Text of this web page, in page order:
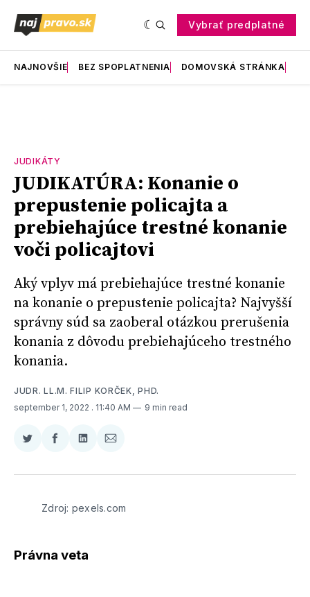
Vybrať predplatné
NAJNOVŠIE BEZ SPOPLATNENIA DOMOVSKÁ STRÁNKA
JUDIKÁTY
JUDIKATÚRA: Konanie o
prepustenie policajta a
prebiehajúce trestné konanie
voči policajtovi
Aký vplyv má prebiehajúce trestné konanie
na konanie o prepustenie policajta? Najvyšší
správny súd sa zaoberal otázkou prerušenia
konania z dôvodu prebiehajúceho trestného
konania.
JUDR. LL.M. FILIP KORČEK, PHD.
september 1, 2022 . 11:40 AM 9 min read
Zdieľať
Twitter
Zdieľať
Facebooku
Zdieľať
LinkedIne
Zdieľať
E-
Zdroj: pexels.com
Právna veta